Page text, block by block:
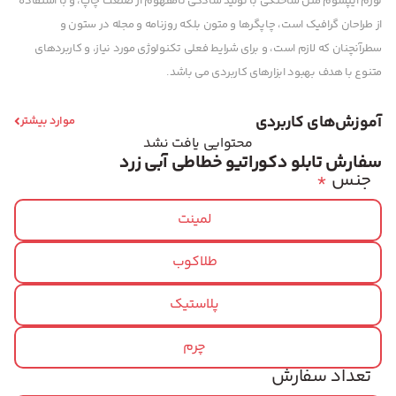
از طراحان گرافیک است، چاپگرها و متون بلکه روزنامه و مجله در ستون و
سطرآنچنان که لازم است، و برای شرایط فعلی تکنولوژی مورد نیاز، و کاربردهای
متنوع با هدف بهبود ابزارهای کاربردی می باشد.
آموزش‌های کاربردی موارد بیشتر
محتوایی یافت نشد
سفارش تابلو دکوراتیو خطاطی آبی زرد
*جنس
لمینت
طلاکوب
پلاستیک
چرم
تعداد سفارش